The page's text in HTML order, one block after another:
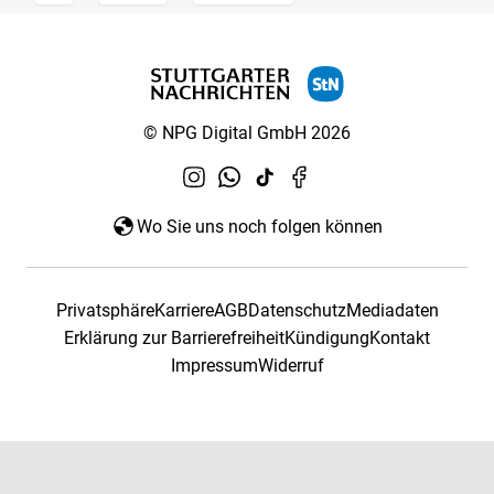
© NPG Digital GmbH 2026
Wo Sie uns noch folgen können
PrivatsphäreKarriereAGBDatenschutzMediadaten
Erklärung zur BarrierefreiheitKündigungKontakt
ImpressumWiderruf